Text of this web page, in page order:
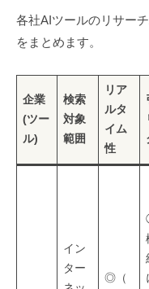
各社AIツールのリサー
をまとめます。
企業
(ツー
ル)
検索
対象
範囲
リア
ルタ
イム
性
イン
ター
◎（